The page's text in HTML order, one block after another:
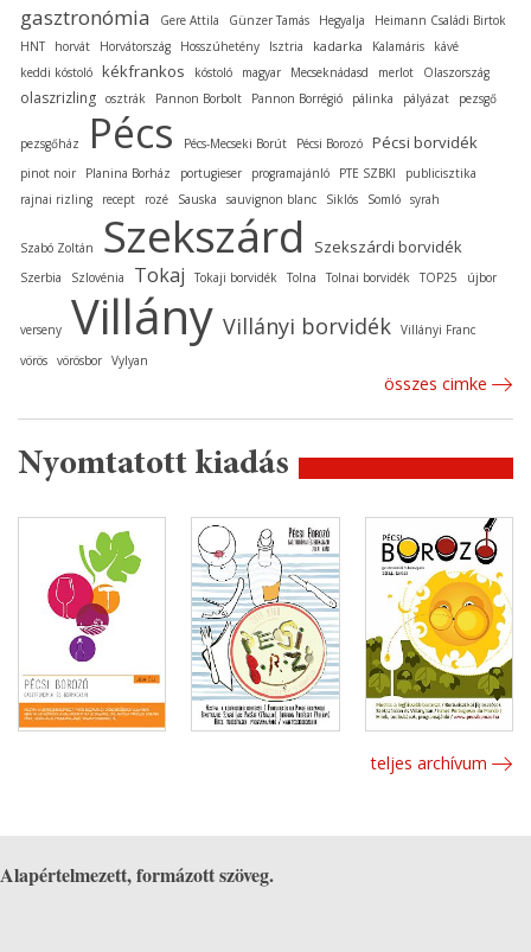
gasztronómia Gere Attila Günzer Tamás Hegyalja
Heimann Családi Birtok
HNT
horvát Horvátország Hosszúhetény Isztria kadarka Kalamáris
kávé
keddi kóstoló kékfrankos kóstoló magyar Mecseknádasd merlot Olaszország
olaszrizling osztrák Pannon Borbolt Pannon Borrégió pálinka pályázat pezsgő
pezsgőház Pécs Pécs-Mecseki Borút Pécsi Borozó Pécsi borvidék
pinot noir Planina Borház portugieser programajánló PTE SZBKI
publicisztika
rajnai rizling
recept rozé Sauska sauvignon blanc Siklós Somló syrah
Szabó Zoltán Szekszárd Szekszárdi borvidék
Szerbia Szlovénia Tokaj Tokaji borvidék Tolna Tolnai borvidék TOP25 újbor
verseny Villány Villányi borvidék Villányi Franc
vörös vörösbor Vylyan
összes cimke
Nyomtatott kiadás
teljes archívum
Alapértelmezett, formázott szöveg.